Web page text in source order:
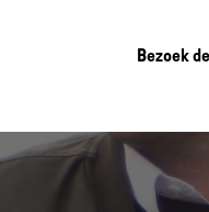
Bezoek